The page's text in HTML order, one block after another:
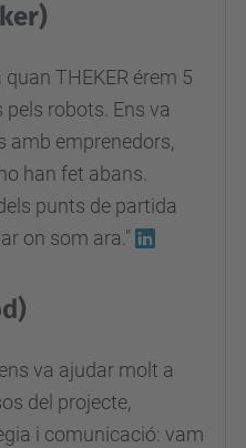
THEKER érem 5
robots. Ens va
amb emprenedors,
han fet abans.
punts de partida
on som ara."
va ajudar molt a
del projecte,
i comunicació: vam